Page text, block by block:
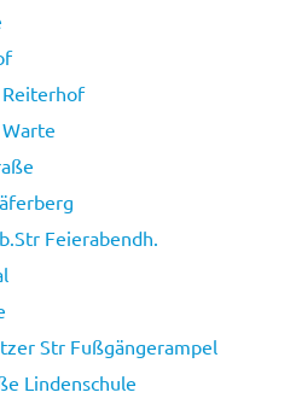
Feierabendh.
Str Fußgängerampel
Lindenschule